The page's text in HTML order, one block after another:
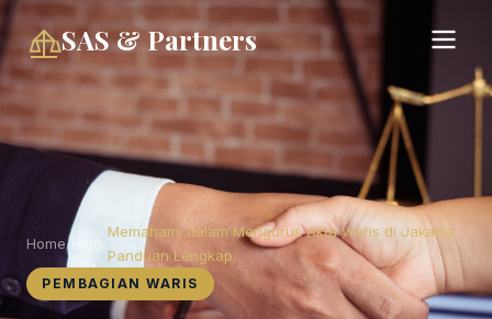
SAS & Partners
Home/
Memahami dalam Mengurus Akta Waris di Jakarta:
Panduan Lengkap
PEMBAGIAN WARIS